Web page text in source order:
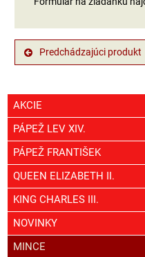
Predchádzajúci produkt
AKCIE
PÁPEŽ LEV XIV.
PÁPEŽ FRANTIŠEK
QUEEN ELIZABETH II.
KING CHARLES III.
NOVINKY
MINCE